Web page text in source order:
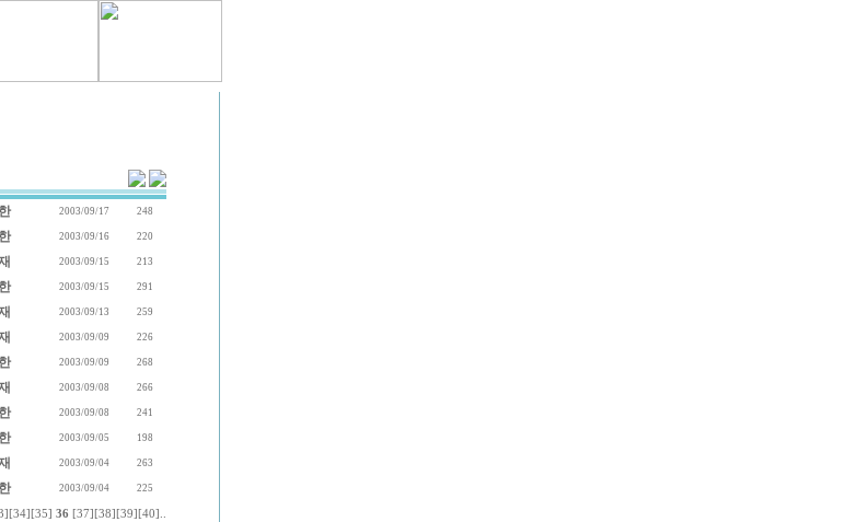
2003/09/17 248
2003/09/16 220
2003/09/15 213
2003/09/15 291
2003/09/13 259
2003/09/09 226
2003/09/09 268
2003/09/08 266
2003/09/08 241
2003/09/05 198
2003/09/04 263
2003/09/04 225
[34] [35] 36 [37] [38] [39] [40]